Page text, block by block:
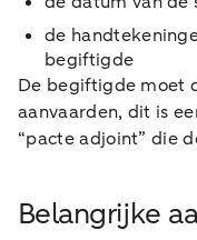
de
begiftigde
De begiftigde moet
aanvaarden, dit is
“pacte adjoint” die
Belangrijke